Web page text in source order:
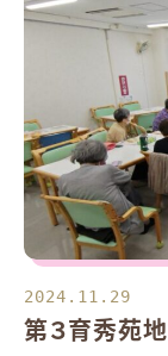
2024.11.29
第３育秀苑